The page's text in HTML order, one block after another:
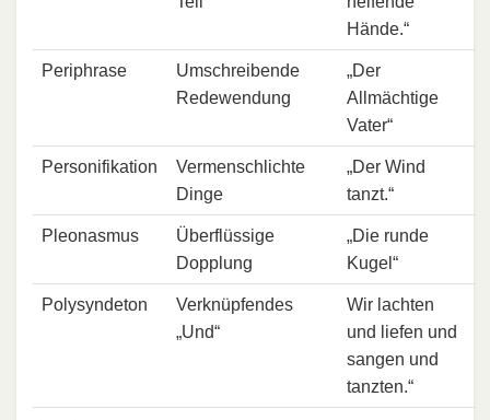
Hände.“
Periphrase
Umschreibende
Redewendung
„Der
Allmächtige
Vater“
Personifikation
Vermenschlichte
Dinge
„Der Wind
tanzt.“
Pleonasmus
Überflüssige
Dopplung
„Die runde
Kugel“
Polysyndeton
Verknüpfendes
„Und“
Wir lachten
und liefen und
sangen und
tanzten.“